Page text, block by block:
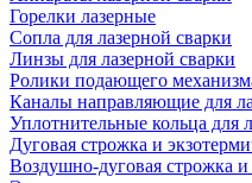
Горелки лазерные
Сопла для лазерной сварки
Линзы для лазерной сварки
Ролики подающего
Каналы направляющие для
Уплотнительные кольца для
Дуговая строжка и
Воздушно-дуговая строжка и